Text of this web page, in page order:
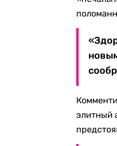
элитный